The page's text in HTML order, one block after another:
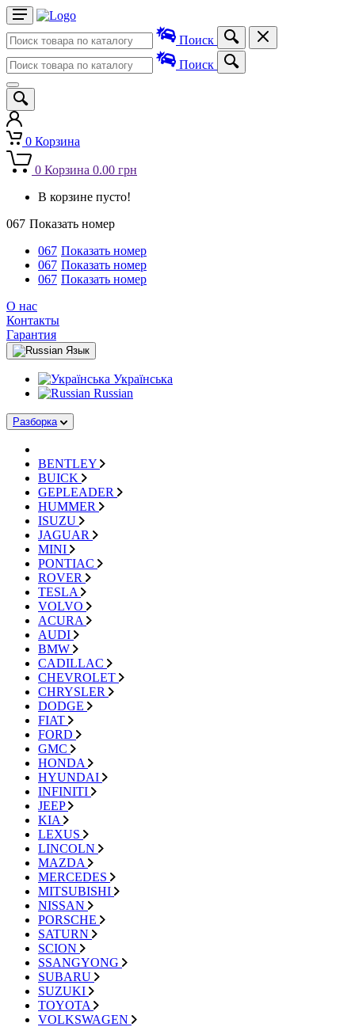
Поиск
Поиск
0 Корзина
0 Корзина 0.00 грн
В корзине пусто!
067 Показать номер
067 Показать номер
067 Показать номер
067 Показать номер
О нас
Контакты
Гарантия
Язык
Українська
Russian
Разборка
BENTLEY
BUICK
GEPLEADER
HUMMER
ISUZU
JAGUAR
MINI
PONTIAC
ROVER
TESLA
VOLVO
ACURA
AUDI
BMW
CADILLAC
CHEVROLET
CHRYSLER
DODGE
FIAT
FORD
GMC
HONDA
HYUNDAI
INFINITI
JEEP
KIA
LEXUS
LINCOLN
MAZDA
MERCEDES
MITSUBISHI
NISSAN
PORSCHE
SATURN
SCION
SSANGYONG
SUBARU
SUZUKI
TOYOTA
VOLKSWAGEN